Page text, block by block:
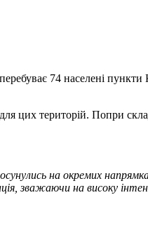
74 населені пункти
цих територій. Попри
на окремих
зважаючи на високу